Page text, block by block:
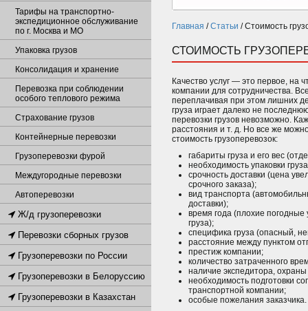
Главная /Статьи /Стоимость
СТОИМОСТЬ
Качество услуг — это первое,
компании для сотрудничества.
переплачивая при этом лишних
груза играет далеко не
перевозки грузов невозможно.
расстояния и т. д. Но все же
стоимость грузоперевозок:
габариты груза и его вес
необходимость упаковки
срочность доставки (цена
срочного заказа);
вид транспорта
доставки);
время года (плохие погодные
груза);
специфика груза (опасный,
расстояние между пунктом
престиж компании;
количество затраченного
наличие экспедитора, охраны
необходимость подготовки
транспортной компании;
особые пожелания заказчика.
Тарифы на транспортно-
экспедиционное обслуживание
по г. Москва и МО
Упаковка грузов
Консолидация и хранение
Перевозка при соблюдении
особого теплового режима
Страхование грузов
Контейнерные перевозки
Грузоперевозки фурой
Междугородные перевозки
Автоперевозки
Ж/д грузоперевозки
Перевозки сборных грузов
Грузоперевозки по России
Грузоперевозки в Белоруссию
Грузоперевозки в Казахстан